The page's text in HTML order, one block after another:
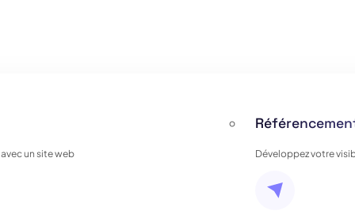
un site web Développez votre